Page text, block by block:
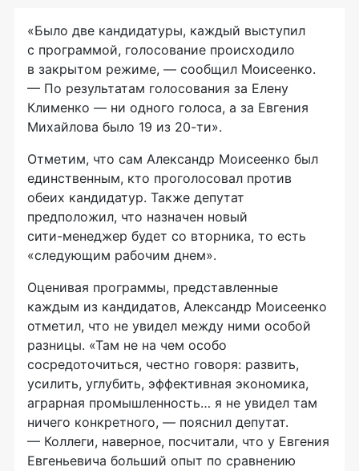
«Было две кандидатуры, каждый выступил
с программой, голосование происходило
в закрытом режиме, — сообщил Моисеенко.
— По результатам голосования за Елену
Клименко — ни одного голоса, а за Евгения
Михайлова было 19 из 20-ти».
Отметим, что сам Александр Моисеенко был
единственным, кто проголосовал против
обеих кандидатур. Также депутат
предположил, что назначен новый
сити-менеджер будет со вторника, то есть
«следующим рабочим днем».
Оценивая программы, представленные
каждым из кандидатов, Александр Моисеенко
отметил, что не увидел между ними особой
разницы. «Там не на чем особо
сосредоточиться, честно говоря: развить,
усилить, углубить, эффективная экономика,
аграрная промышленность… я не увидел там
ничего конкретного, — пояснил депутат.
— Коллеги, наверное, посчитали, что у Евгения
Евгеньевича больший опыт по сравнению